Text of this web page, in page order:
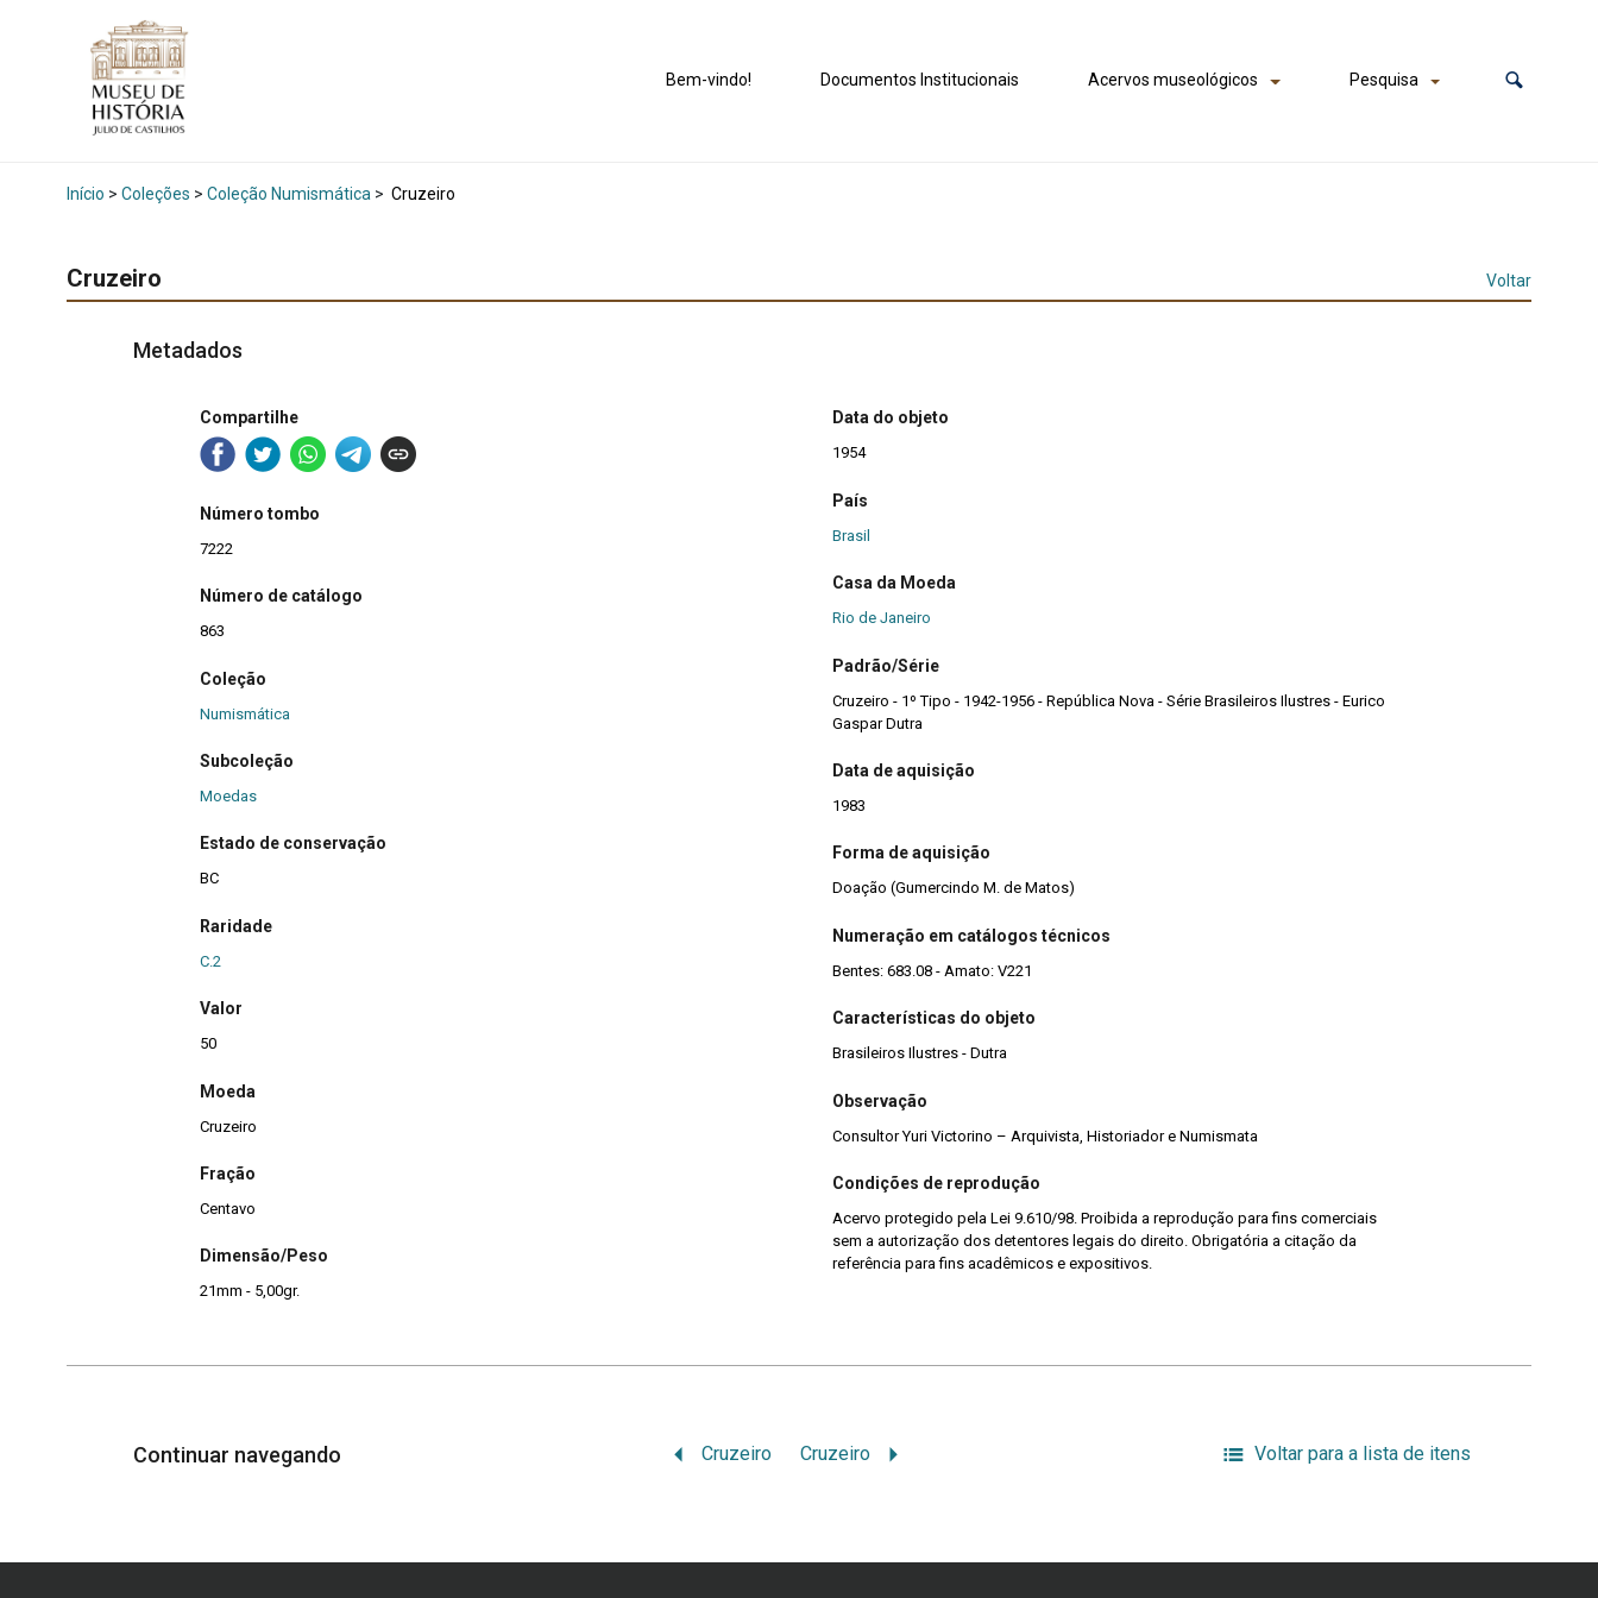
Bem-vindo! Documentos Institucionais Acervos museológicos Pesquisa
Início > Coleções > Coleção Numismática > Cruzeiro
Cruzeiro Voltar
Metadados
Compartilhe
Número tombo
7222
Número de catálogo
863
Coleção
Numismática
Subcoleção
Moedas
Estado de conservação
BC
Raridade
C.2
Valor
50
Moeda
Cruzeiro
Fração
Centavo
Dimensão/Peso
21mm - 5,00gr.
Data do objeto
1954
País
Brasil
Casa da Moeda
Rio de Janeiro
Padrão/Série
Cruzeiro - 1º Tipo - 1942-1956 - República Nova - Série Brasileiros Ilustres - Eurico
Gaspar Dutra
Data de aquisição
1983
Forma de aquisição
Doação (Gumercindo M. de Matos)
Numeração em catálogos técnicos
Bentes: 683.08 - Amato: V221
Características do objeto
Brasileiros Ilustres - Dutra
Observação
Consultor Yuri Victorino – Arquivista, Historiador e Numismata
Condições de reprodução
Acervo protegido pela Lei 9.610/98. Proibida a reprodução para fins comerciais
sem a autorização dos detentores legais do direito. Obrigatória a citação da
referência para fins acadêmicos e expositivos.
Continuar navegando Cruzeiro Cruzeiro Voltar para a lista de itens